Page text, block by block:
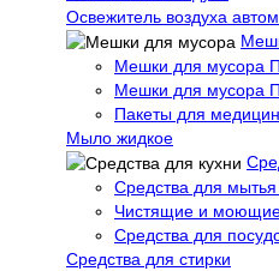
Освежитель воздуха
Мешки для мусора
Мешки для мусора
Пакеты для
Мыло жидкое
Средства для
Чистящие и моющие
Средства для
Средства для стирки